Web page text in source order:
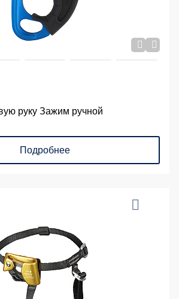
руку Зажим ручной
Подробнее